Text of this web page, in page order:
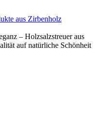
aus Zirbenholz
– Holzsalzstreuer aus
auf natürliche Schönheit